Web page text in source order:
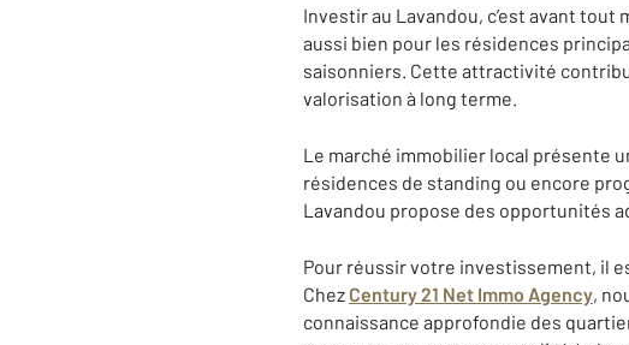
Investir au Lavandou, c’est avant
aussi bien pour les résidences
saisonniers. Cette attractivité
valorisation à long terme.
Le marché immobilier local présente
résidences de standing ou encore
Lavandou propose des opportunités
Pour réussir votre investissement, il
Chez Century 21 Net Immo Agency,
connaissance approfondie des